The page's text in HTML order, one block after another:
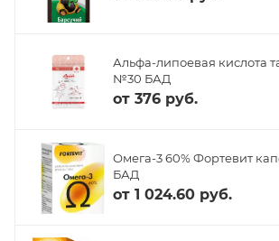
Альфа-липоевая кислота
№30 БАД
от 376 руб.
Омега-3 60% Фортевит
БАД
от 1 024.60 руб.